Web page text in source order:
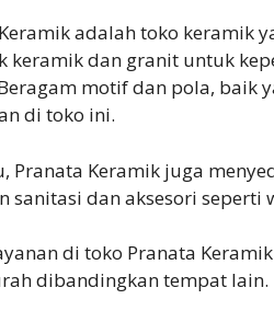
adalah toko keramik
keramik dan granit untuk
motif dan pola, baik
di toko ini.
Pranata Keramik juga
sanitasi dan aksesori seperti
di toko Pranata
dibandingkan tempat lain.